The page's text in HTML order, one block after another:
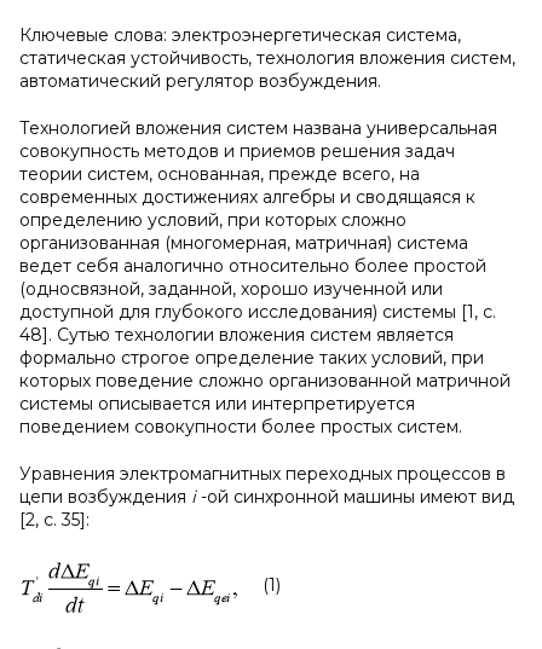
Ключевые слова: электроэнергетическая система,
статическая устойчивость, технология вложения систем,
автоматический регулятор возбуждения.
Технологией вложения систем названа универсальная
совокупность методов и приемов решения задач
теории систем, основанная, прежде всего, на
современных достижениях алгебры и сводящаяся к
определению условий, при которых сложно
организованная (многомерная, матричная) система
ведет себя аналогично относительно более простой
(односвязной, заданной, хорошо изученной или
доступной для глубокого исследования) системы [1, с.
48]. Сутью технологии вложения систем является
формально строгое определение таких условий, при
которых поведение сложно организованной матричной
системы описывается или интерпретируется
поведением совокупности более простых систем.
Уравнения электромагнитных переходных процессов в
цепи возбуждения i-ой синхронной машины имеют вид
[2, с. 35]:
(1)